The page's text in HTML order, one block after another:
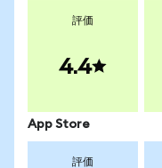
評価
4.4
App Store
評価